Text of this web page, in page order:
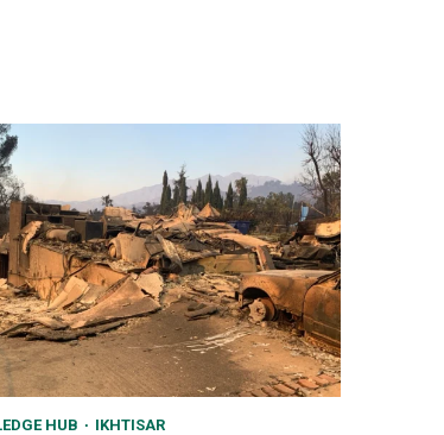
HUB IKHTISAR